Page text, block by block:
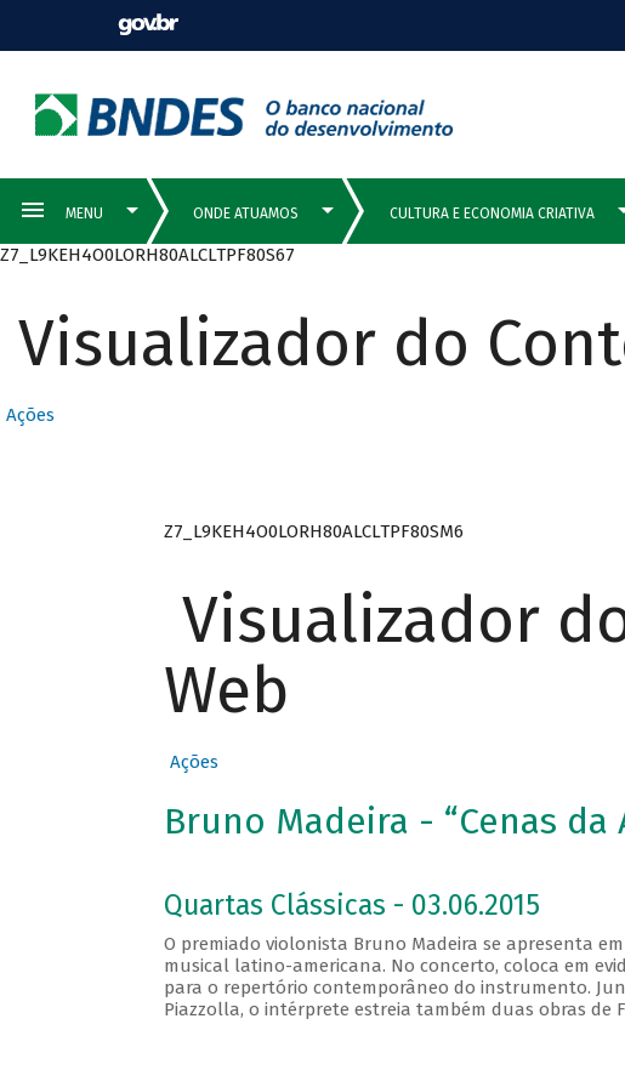
Z7_L9KEH4O0LORH80ALCLTPF80S67
Visualizador do
Ações
Z7_L9KEH4O0LORH80ALCLTPF80SM6
Visualizador
Web
Ações
Bruno Madeira - “Cenas da
Quartas Clássicas - 03.06.2015
O premiado violonista Bruno Madeira se apresenta
musical latino-americana. No concerto, coloca em
para o repertório contemporâneo do instrumento.
Piazzolla, o intérprete estreia também duas obras de